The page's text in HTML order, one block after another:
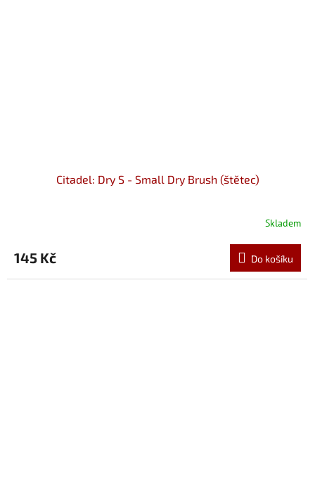
Citadel: Dry S - Small Dry Brush (štětec)
Skladem
145 Kč Do košíku